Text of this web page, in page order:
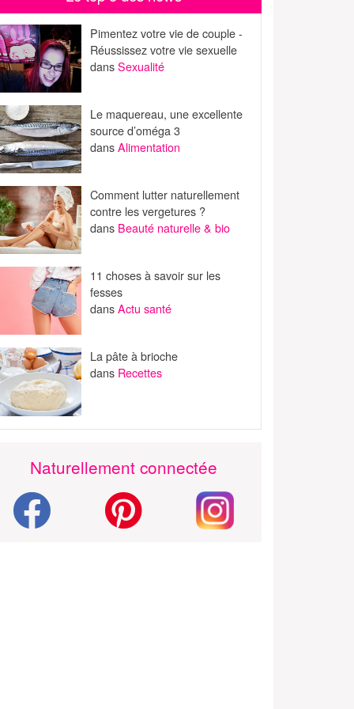
Pimentez votre vie de couple -
Réussissez votre vie sexuelle
dansSexualité
Le maquereau, une excellente
source d’oméga 3
dansAlimentation
Comment lutter naturellement
contre les vergetures ?
dans Beauté naturelle & bio
11 choses à savoir sur les
fesses
dansActu santé
La pâte à brioche
dans Recettes
Naturellement connectée